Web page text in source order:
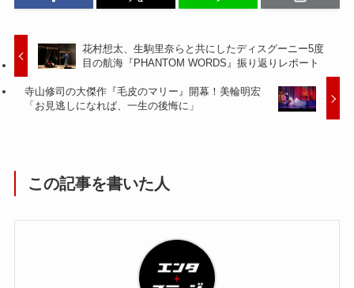
花村想太、生駒里奈らと共にしたディスグーニー5度
目の航海『PHANTOM WORDS』振り返りレポート
寺山修司の大傑作『毛皮のマリー』開幕！美輪明宏
「お見逃しになれば、一生の後悔に」
この記事を書いた人